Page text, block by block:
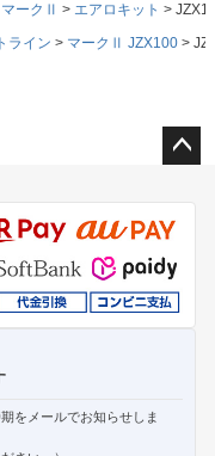
ークⅡ エアロキット
ライン マークⅡ JZX100
ジト
ップ
へ
をメールでお知らせしま